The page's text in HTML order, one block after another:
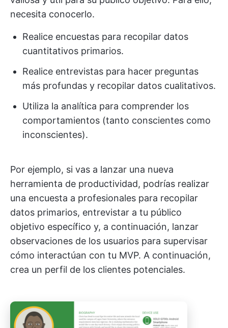
necesita conocerlo.
Realice encuestas para recopilar datos
cuantitativos primarios.
Realice entrevistas para hacer preguntas
más profundas y recopilar datos cualitativos.
Utiliza la analítica para comprender los
comportamientos (tanto conscientes como
inconscientes).
Por ejemplo, si vas a lanzar una nueva
herramienta de productividad, podrías realizar
una encuesta a profesionales para recopilar
datos primarios, entrevistar a tu público
objetivo específico y, a continuación, lanzar
observaciones de los usuarios para supervisar
cómo interactúan con tu MVP. A continuación,
crea un perfil de los clientes potenciales.